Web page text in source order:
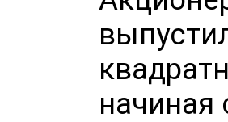
начиная